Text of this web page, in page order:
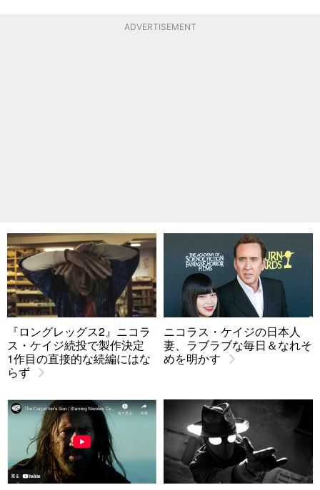
ADVERTISEMENT
『ロングレッグス2』ニコラ
ス・ケイジ続投で製作決定
1作目の直接的な続編にはな
らず
ニコラス・ケイジの日本人
妻、ラブラブな毎日＆なれそ
めを明かす